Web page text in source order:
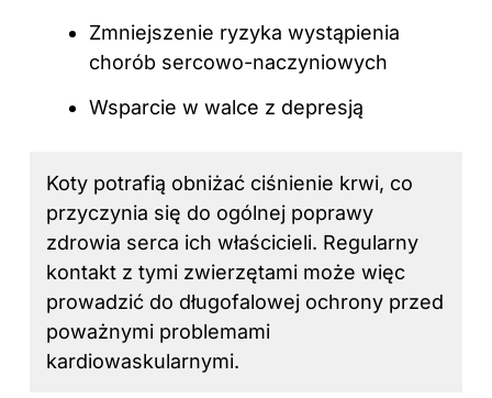
Zmniejszenie ryzyka wystąpienia
chorób sercowo-naczyniowych
Wsparcie w walce z depresją
Koty potrafią obniżać ciśnienie krwi, co
przyczynia się do ogólnej poprawy
zdrowia serca ich właścicieli. Regularny
kontakt z tymi zwierzętami może więc
prowadzić do długofalowej ochrony przed
poważnymi problemami
kardiowaskularnymi.